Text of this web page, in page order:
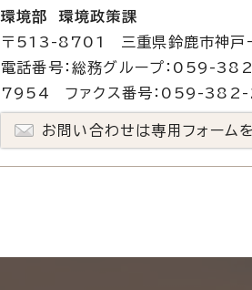
環境部 環境政策課
〒513-8701 三重県鈴鹿市神戸
電話番号：総務グループ：059-
7954 ファクス番号：059-
お問い合わせは専用フォーム